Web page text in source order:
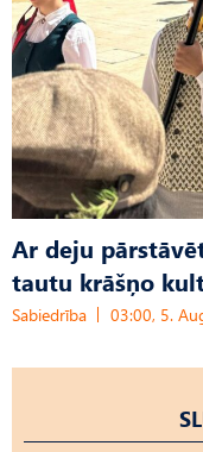
Ar deju
tautu krāšņo
Sabiedrība 03:00, 5.